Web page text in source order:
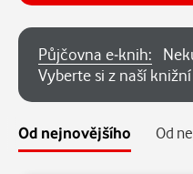
Půjčovna e-knih:
Vyberte si z naší
Od nejnovějšího Od